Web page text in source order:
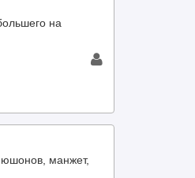
на
манжет,